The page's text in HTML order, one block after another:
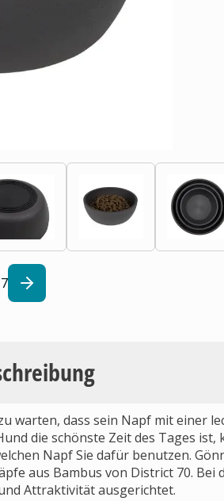
7
warten, dass sein Napf mit einer
die schönste Zeit des Tages ist,
Napf Sie dafür benutzen.
aus Bambus von District 70. Bei
Attraktivität ausgerichtet.